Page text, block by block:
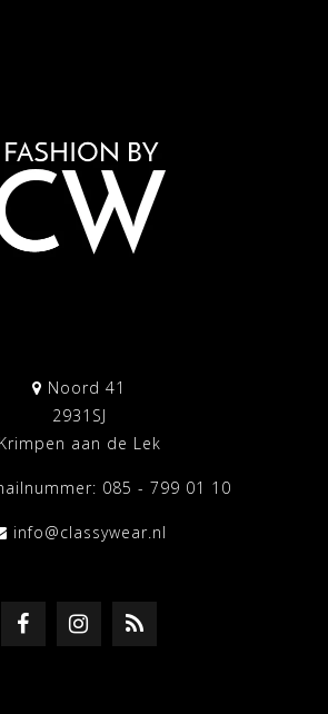
Noord 41
2931SJ
Krimpen aan de Lek
085 - 799 01 10
info@classywear.nl